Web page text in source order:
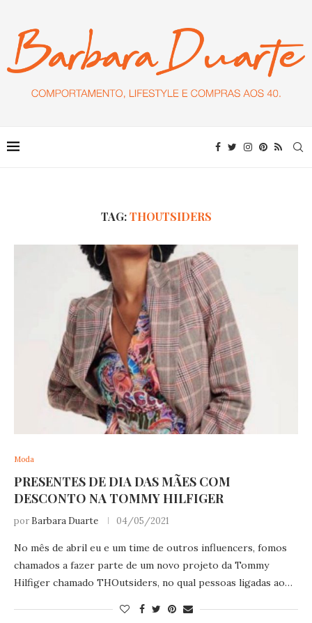
TAG:THOUTSIDERS
Moda
PRESENTES DE DIA DAS MÃES COM
DESCONTO NA TOMMY HILFIGER
por Barbara Duarte 04/05/2021
No mês de abril eu e um time de outros influencers, fomos
chamados a fazer parte de um novo projeto da Tommy
Hilfiger chamado THOutsiders, no qual pessoas ligadas ao…